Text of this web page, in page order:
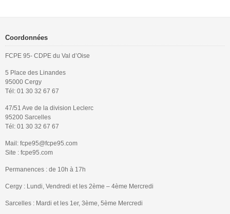
Coordonnées
FCPE 95- CDPE du Val d’Oise
5 Place des Linandes
95000 Cergy
Tél: 01 30 32 67 67
47/51 Ave de la division Leclerc
95200 Sarcelles
Tél: 01 30 32 67 67
Mail: fcpe95@fcpe95.com
Site : fcpe95.com
Permanences : de 10h à 17h
Cergy : Lundi, Vendredi et les 2ème – 4ème Mercredi
Sarcelles : Mardi et les 1er, 3ème, 5ème Mercredi